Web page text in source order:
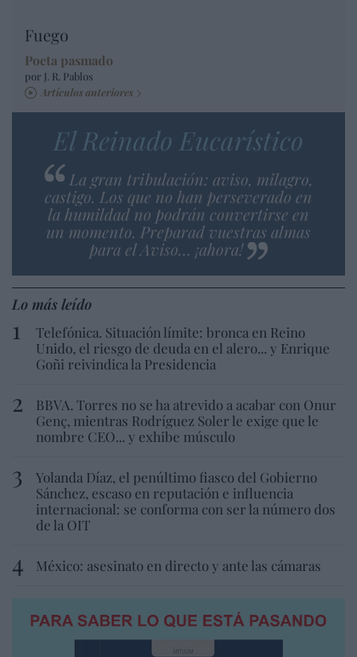
Fuego
Poeta pasmado
por J. R. Pablos
Artículos anteriores
El Reinado Eucarístico
La gran tribulación: aviso, milagro,
castigo. Los que no han perseverado en
la humildad no podrán convertirse en
un momento. Preparad vuestras almas
para el Aviso… ¡ahora!
Lo más leído
Telefónica. Situación límite: bronca en Reino
Unido, el riesgo de deuda en el alero... y Enrique
Goñi reivindica la Presidencia
BBVA. Torres no se ha atrevido a acabar con Onur
Genç, mientras Rodríguez Soler le exige que le
nombre CEO... y exhibe músculo
Yolanda Díaz, el penúltimo fiasco del Gobierno
Sánchez, escaso en reputación e influencia
internacional: se conforma con ser la número dos
de la OIT
México: asesinato en directo y ante las cámaras